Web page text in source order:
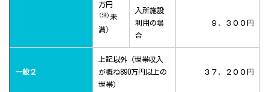
万円
(注) 未
満）
入所施設
利用の場
合
９，３００円
一般２
上記以外（世帯収入
が概ね890万円以上の
世帯）
３７，２００円